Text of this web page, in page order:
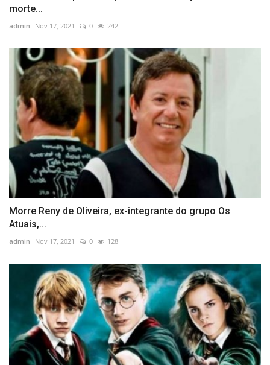
morte...
admin Nov 17, 2021 0 242
Morre Reny de Oliveira, ex-integrante do grupo Os
Atuais,...
admin Nov 17, 2021 0 128